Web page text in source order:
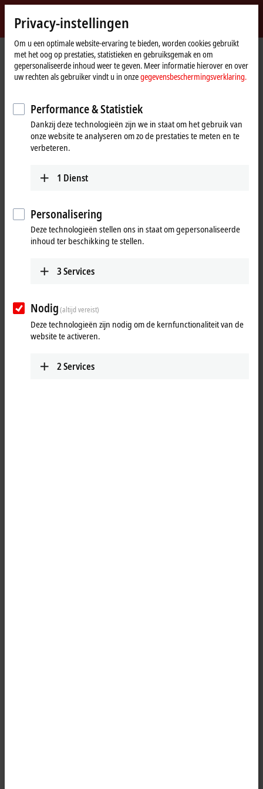
Beckhoff
-
New
Automation
Technology
startpaginaBedrijf News Tutorial: Structure and setup of an ELX string
Als u "Accepteren" klikt, verschijnt de video en passen wij uw
privacy-instelling aan. Daarbij wordt externe inhoud van Vimeo
geladen. Raadpleeg hier onze
gegevensbeschermingsverklaring.
Mar 18, 2025
Tutorial: Structure and setup of an
ELX string
string is set up.
More about this video
Privacy-instellingen
Om u een optimale website-ervaring te bieden, worden cookies gebruikt
met het oog op prestaties, statistieken en gebruiksgemak en om
gepersonaliseerde inhoud weer te geven. Meer informatie hierover en over
uw rechten als gebruiker vindt u in onzegegevensbeschermingsverklaring.
Performance & Statistiek
Dankzij deze technologieën zijn we in staat om het gebruik van
onze website te analyseren om zo de prestaties te meten en te
verbeteren.
1 Dienst
Personalisering
Deze technologieën stellen ons in staat om gepersonaliseerde
inhoud ter beschikking te stellen.
3Services
Nodig(altijd vereist)
Deze technologieën zijn nodig om de kernfunctionaliteit van de
website te activeren.
2Services